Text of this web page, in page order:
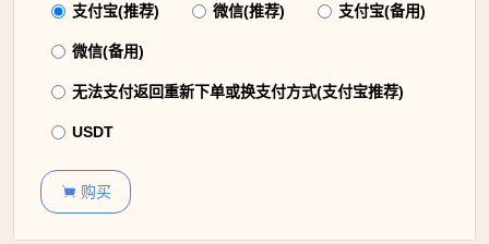
支付宝(推荐) 微信(推荐) 支付宝(备用)
微信(备用)
无法支付返回重新下单或换支付方式(支付宝推荐)
USDT
 购买